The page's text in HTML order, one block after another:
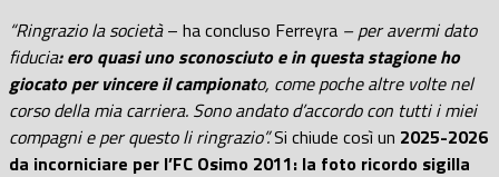
“Ringrazio la società– ha concluso Ferreyra – per avermi dato
fiducia: ero quasi uno sconosciuto e in questa stagione ho
giocato per vincere il campionato, come poche altre volte nel
corso della mia carriera. Sono andato d’accordo con tutti i miei
compagni e per questo li ringrazio”.Si chiude così un 2025-2026
da incorniciare per l’FC Osimo 2011: la foto ricordo sigilla